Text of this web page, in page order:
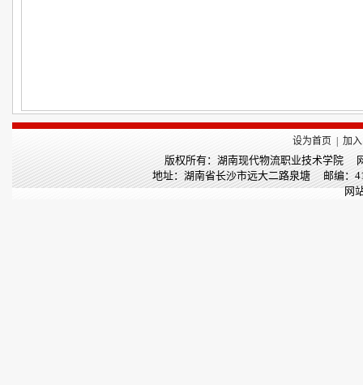
设为首页 加
版权所有：湖南现代物流职业技术学院
地址：湖南省长沙市远大二路泉塘 邮编
网